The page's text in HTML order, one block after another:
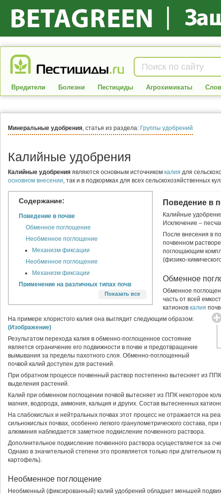
Вредители Болезни Пестициды Агрохимикаты
Минеральные удобрения, статья из раздела: Группы удобрений
Калийные удобрения
Калийные удобрения являются основным источником калия для
основном внесении, так и в подкормках для всех сельскохозяйственных
Показать все
Содержание:
Поведение в почве
Обменное поглощение
Необменное поглощение
Механизм фиксации
Необменное поглощение
Механизм фиксации
Применение на различных типах почв
Песчаные, супесчаные дерново-
подзолистые, торфяно-болотные,
Суглинистые дерново-подзолистые,
серые лесные, оподзоленные и
выщелоченные черноземы
Типичные, обыкновенные, южные
черноземы, каштановые почвы,
сероземы
Известкованные почвы
На почвах среднего и тяжелого
гранулометрического состава
Влияние на сельскохозяйственные
культуры
Овощи, корнеплоды, картофель,
плодовые, силосные
Плодовые, овощные культуры
закрытого грунта, гречиха, картофель,
лен
корнеплоды
Классификация калийных удобрений
Поведение в
Калийные
Исключение –
После внесения в
почвенном
поглощающим
(физико-
Обменное
Обменное
часть от всей
катионов калия
На примере хлористого калия она выглядит следующим образом:
(Изображение)
Результатом перехода калия в обменно-поглощенное состояние
является ограничение его подвижности в почве и предотвращение
вымывания за пределы пахотного слоя. Обменно-поглощенный
почвой калий доступен для растений.
При обратном процессе почвенный раствор постепенно вытесняет из
выделения растений.
Калий при обменном поглощении почвой вытесняет из ППК некоторое
магния, водорода, аммония, кальция и других. Состав вытесненных
На слабокислых и нейтральных почвах этот процесс не отражается на
сильнокислых почвах, особенно легкого гранулометрического состава,
алюминия наблюдается заметное подкисление почвенного раствора.
Дополнительное подкисление почвенного раствора осуществляется за
Однако в значительной степени это проявляется только при длительном
картофель).
Необменное поглощение
Необменный (фиксированный) калий удобрений обладает меньшей